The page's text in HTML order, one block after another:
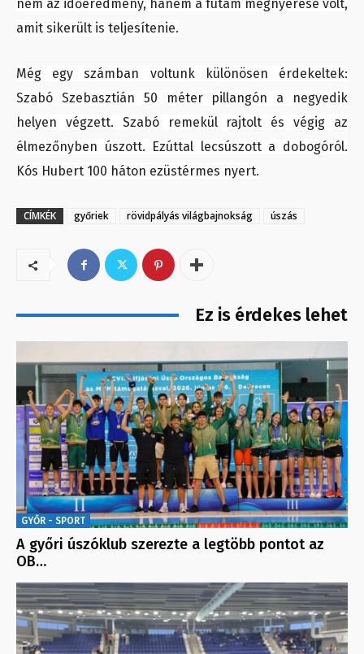
nem az időeredmény, hanem a futam megnyerése volt,
amit sikerült is teljesítenie.
Még egy számban voltunk különösen érdekeltek:
Szabó Szebasztián 50 méter pillangón a negyedik
helyen végzett. Szabó remekül rajtolt és végig az
élmezőnyben úszott. Ezúttal lecsúszott a dobogóról.
Kós Hubert 100 háton ezüstérmes nyert.
CÍMKÉK győriek rövidpályás világbajnokság úszás
Ez is érdekes lehet
GYŐR - SPORT
A győri úszóklub szerezte a legtöbb pontot az
OB…